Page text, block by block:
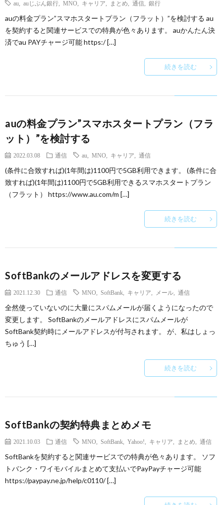
au
auじぶん銀行 MNO キャリア まとめ 通信 銀行
auの料金プラン”スマホスタートプラン（フラット）”を検討する au
を契約すると関連サービスでの特典が色々あります。 auかんたん決
済でau PAYチャージ可能 https:/ […]
続きを読む
auの料金プラン”スマホスタートプラン（フラ
ット）”を検討する
2022.03.08 通信 au MNO キャリア 通信
(条件に合致すれば)(1年間は)1100円で5GB利用できます。 (条件に合
致すれば)(1年間は)1100円で5GB利用できるスマホスタートプラン
（フラット） https://www.au.com/m […]
続きを読む
SoftBankのメールアドレスを変更する
2021.12.30 通信 MNO SoftBank キャリア メール 通信
全然使っていないのに大量にスパムメールが届くようになったので
変更します。 SoftBankのメールアドレスにスパムメールが
SoftBank契約時にメールアドレスが付与されます。 が、私はしょっ
ちゅう […]
続きを読む
SoftBankの契約特典まとめメモ
2021.10.03 通信 MNO SoftBank Yahoo! キャリア まとめ 通信
SoftBankを契約すると関連サービスでの特典が色々あります。 ソフ
トバンク・ワイモバイルまとめて支払いでPayPayチャージ可能
https://paypay.ne.jp/help/c0110/ […]